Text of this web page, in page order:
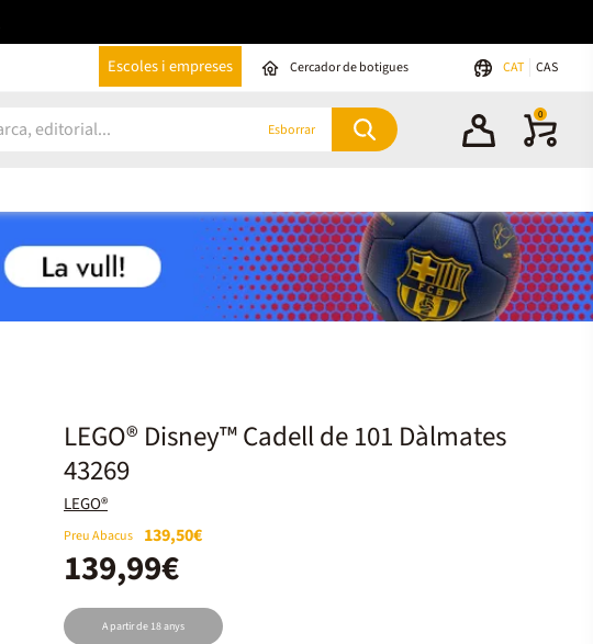
Escoles i empreses Cercador de botigues CAT CAS
Esborrar
0
LEGO® Disney™ Cadell de 101 Dàlmates
43269
LEGO®
Preu Abacus 139,50€
139,99€
A partir de 18 anys